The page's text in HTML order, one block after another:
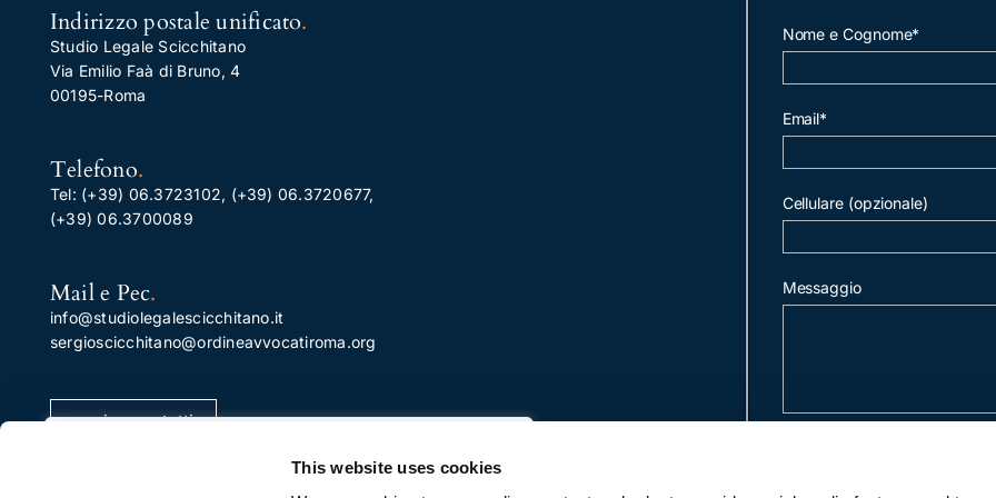
This website uses cookies
Utilizziamo i cookie per migliorare la tua esperienza di
Indirizzo postale unificato.
Studio Legale Scicchitano
Via Emilio Faà di Bruno, 4
00195-Roma
Telefono.
Tel: (+39) 06.3723102, (+39) 06.3720677,
(+39) 06.3700089
Mail e Pec.
info@studiolegalescicchitano.it
sergioscicchitano@ordineavvocatiroma.org
pagina contatti
Nome e Cognome*
Email*
Cellulare (opzionale)
Messaggio